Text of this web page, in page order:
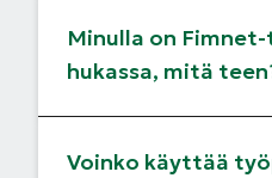
Minulla on
hukassa, mitä
Voinko käyttää